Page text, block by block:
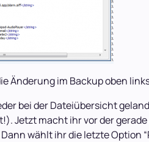
Änderung im Backup oben
bei der Dateiübersicht
Jetzt macht ihr vor der
wählt ihr die letzte Option